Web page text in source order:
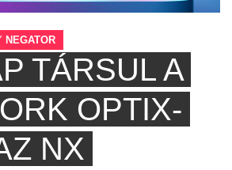
NEGATOR
TÁRSUL A
OPTIX-
NX